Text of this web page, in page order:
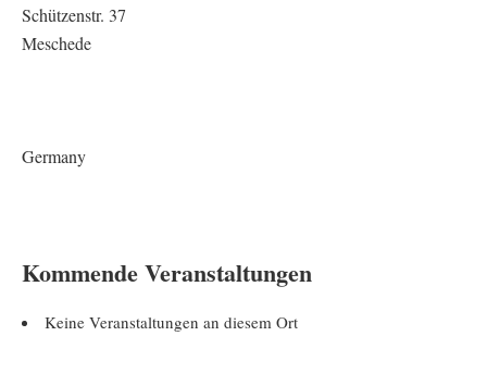
Schützenstr. 37
Meschede
Germany
Kommende Veranstaltungen
Keine Veranstaltungen an diesem Ort